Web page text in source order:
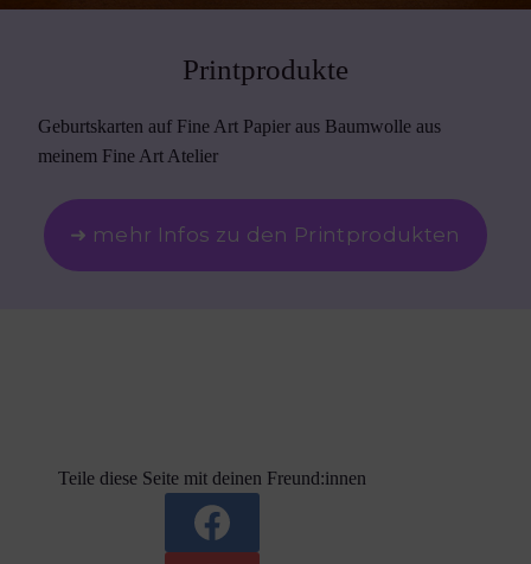
Printprodukte
Geburtskarten auf Fine Art Papier aus Baumwolle aus
meinem Fine Art Atelier
➜ mehr Infos zu den Printprodukten
Teile diese Seite mit deinen Freund:innen